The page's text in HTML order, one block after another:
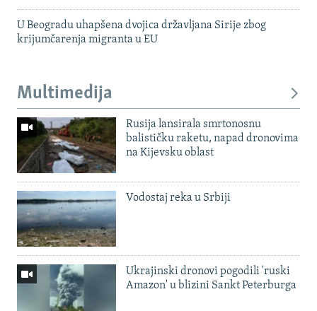
U Beogradu uhapšena dvojica državljana Sirije zbog
krijumčarenja migranta u EU
Multimedija
Rusija lansirala smrtonosnu
balističku raketu, napad dronovima
na Kijevsku oblast
Vodostaj reka u Srbiji
Ukrajinski dronovi pogodili 'ruski
Amazon' u blizini Sankt Peterburga